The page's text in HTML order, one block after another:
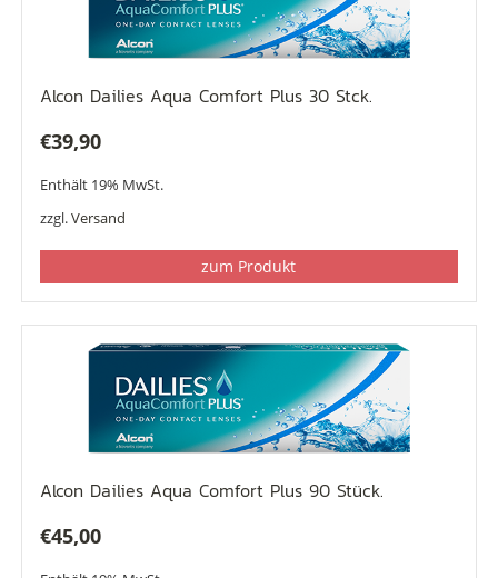
Alcon Dailies Aqua Comfort Plus 30 Stck.
€39,90
Enthält 19% MwSt.
zzgl.Versand
zum Produkt
Alcon Dailies Aqua Comfort Plus 90 Stück.
€45,00